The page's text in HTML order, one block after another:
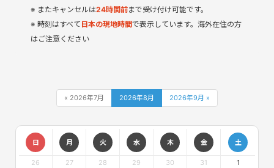
またキャンセルは24時間前まで受け付け可能です。
時刻はすべて 日本の現地時間で表示しています。海外在住の方
はご注意ください
« 2026年7月 2026年8月 2026年9月 »
日 月 火 水 木 金 土
26 27 28 29 30 31 1